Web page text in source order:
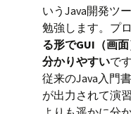
いうJava開発ツ
勉強します。プ
る形でGUI（画
分かりやすいです
従来のJava入門
が出力されて演